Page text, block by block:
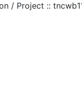
/ Project ::